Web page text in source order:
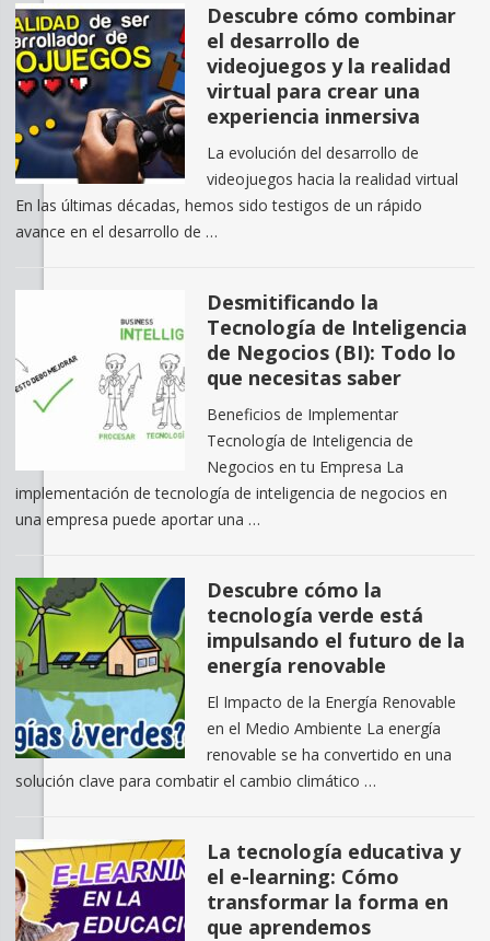
Descubre cómo combinar
el desarrollo de
videojuegos y la realidad
virtual para crear una
experiencia inmersiva
La evolución del desarrollo de
videojuegos hacia la realidad virtual
En las últimas décadas, hemos sido testigos de un rápido
avance en el desarrollo de …
Desmitificando la
Tecnología de Inteligencia
de Negocios (BI): Todo lo
que necesitas saber
Beneficios de Implementar
Tecnología de Inteligencia de
Negocios en tu Empresa La
implementación de tecnología de inteligencia de negocios en
una empresa puede aportar una …
Descubre cómo la
tecnología verde está
impulsando el futuro de la
energía renovable
El Impacto de la Energía Renovable
en el Medio Ambiente La energía
renovable se ha convertido en una
solución clave para combatir el cambio climático …
La tecnología educativa y
el e-learning: Cómo
transformar la forma en
que aprendemos